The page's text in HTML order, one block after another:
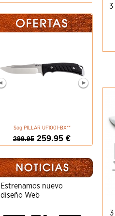
Sog PILLAR UF1001-BX**
299.95 259.95 €
BOKER
Estrenamos nuevo
diseño Web
3
3